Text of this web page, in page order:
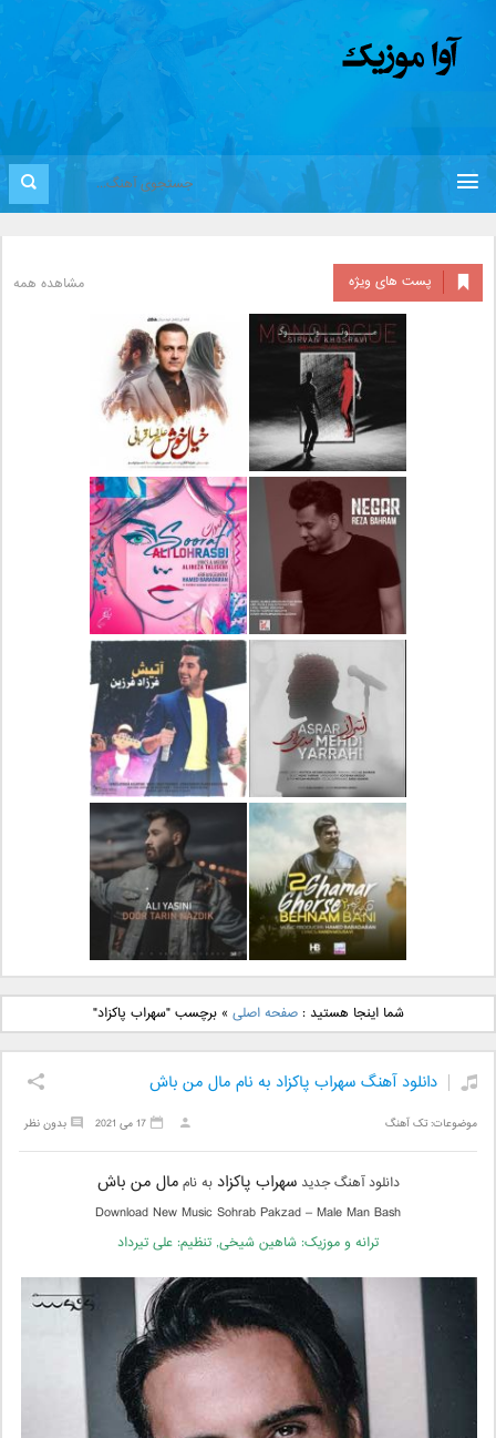
پست های ویژه مشاهده همه
دانلود آلبوم جدید سیروان
خسروی بنام مونولوگ
دانلود آهنگ جدید علیرضا
قربانی بنام خیال خوش
دانلود آهنگ جدید رضا
بهرام بنام نگار
دانلود آهنگ جدید علی
لهراسبی بنام صورت
دانلود آهنگ جدید مهدی
یراحی بنام اسرار
دانلود آهنگ جدید فرزاد
فرزین بنام آتیش
دانلود آهنگ جدید بهنام
بانی بنام قرص قمر 2
دانلود آهنگ جدید علی
یاسینی بنام دورترین نزدیک
شما اینجا هستید :صفحه اصلی »برچسب "سهراب پاکزاد"
دانلود آهنگ سهراب پاکزاد به نام مال من باش
موضوعات:تک آهنگ بدون نظر 17 می 2021
دانلود آهنگ جدیدسهراب پاکزاد به ناممال من باش
Download New Music Sohrab Pakzad – Male Man Bash
ترانه و موزیک: شاهین شیخی, تنظیم: علی تیرداد